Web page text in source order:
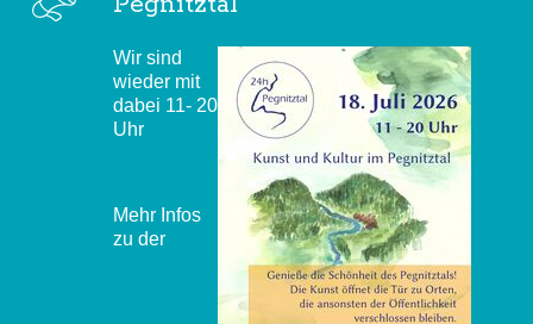
Wir sind
wieder mit
dabei 11- 20
Uhr
Mehr Infos
zu der